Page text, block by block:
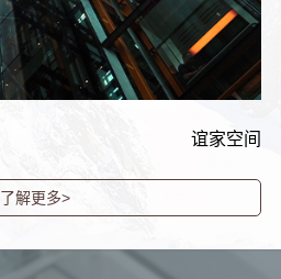
谊家空间
了解更多>